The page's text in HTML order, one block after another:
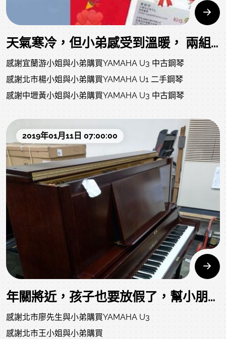
天氣寒冷，但小弟感受到溫暖， 兩組顧客沒到現場看中古琴，完全信任小弟，請我幫她們挑琴直接送貨。
感謝宜蘭游小姐與小弟購買YAMAHA U3 中古鋼琴
感謝北市楊小姐與小弟購買YAMAHA U1 二手鋼琴
感謝中壢黃小姐與小弟購買YAMAHA U3 中古鋼琴
2019年01月11日 07:00:00
年關將近，孩子也要放假了，幫小朋友準備一台正確的工具練習，不浪費寶貴的黃金學習時間、學費和影響老師的教學進度喔!
感謝北市廖先生與小弟購買YAMAHA U3
感謝北市王小姐與小弟購買